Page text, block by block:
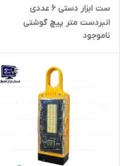
ست ابزار دستی 6 عددی
انبردست متر پیچ گوشتی
فرانسه آچار تیزبر کاتر مدل لک
تولز LECHG TOOLS
ناموجود